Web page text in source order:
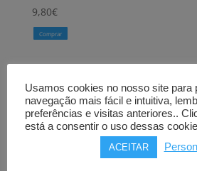
9,80€
Comprar
Usamos cookies no nosso site para
navegação mais fácil e intuitiva,
preferências e visitas anteriores..
está a consentir o uso dessas
ACEITAR